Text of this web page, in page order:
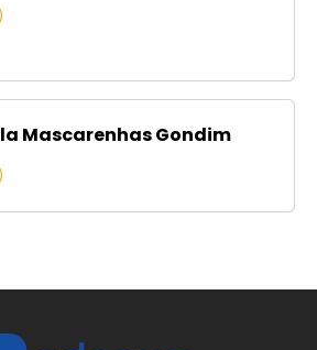
Mascarenhas Gondim